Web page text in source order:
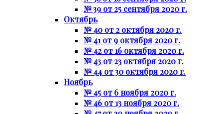
№ 39 от 25 сентября 2020 г.
Октябрь
№ 40 от 2 октября 2020 г.
№ 41 от 9 октября 2020 г.
№ 42 от 16 октября 2020 г.
№ 43 от 23 октября 2020 г.
№ 44 от 30 октября 2020 г.
Ноябрь
№ 45 от 6 ноября 2020 г.
№ 46 от 13 ноября 2020 г.